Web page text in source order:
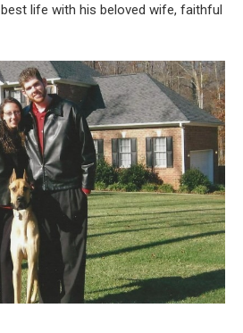
life with his beloved wife, faithful